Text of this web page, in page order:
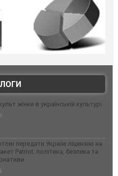
жінки в українській культурі
передати Україні ліцензію на
Patriot: політика, безпека та